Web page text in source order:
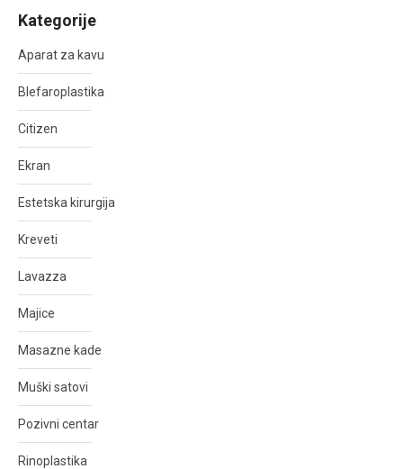
Kategorije
Aparat za kavu
Blefaroplastika
Citizen
Ekran
Estetska kirurgija
Kreveti
Lavazza
Majice
Masazne kade
Muški satovi
Pozivni centar
Rinoplastika